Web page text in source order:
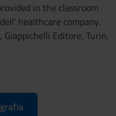
in the classroom
healthcare company.
Editore, Turin,